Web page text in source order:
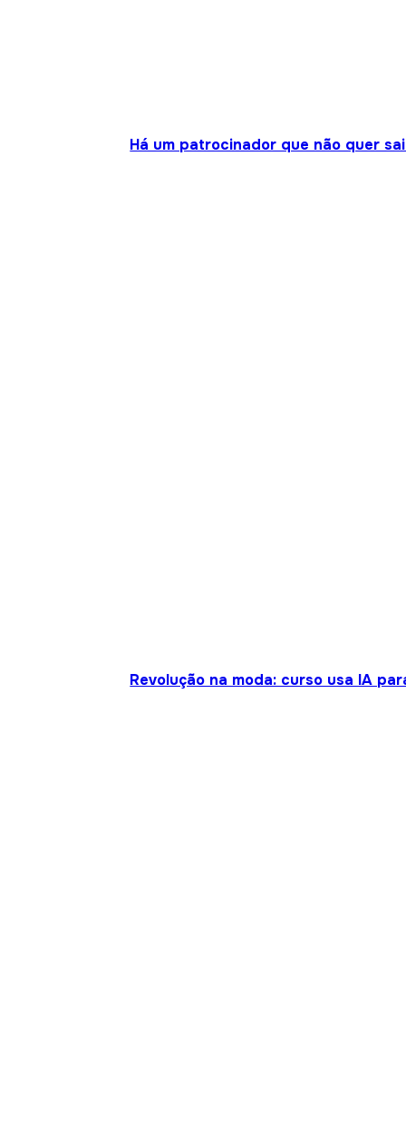
Há um patrocinador que não quer
Revolução na moda: curso usa IA